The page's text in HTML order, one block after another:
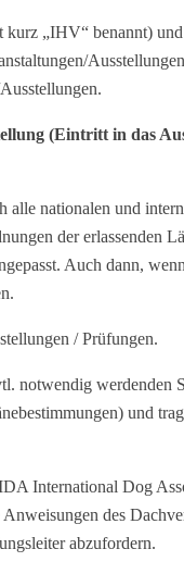
„IHV“ benannt)
(Eintritt in das
nationalen und
der erlassenden
Auch dann,
/ Prüfungen.
notwendig werdenden
und
International Dog
des
abzufordern.